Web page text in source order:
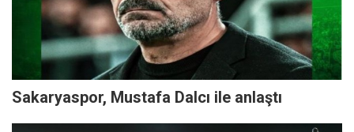
Sakaryaspor, Mustafa Dalcı ile anlaştı